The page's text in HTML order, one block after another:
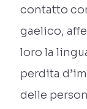
contatto
gaelico,
loro la
perdita
delle